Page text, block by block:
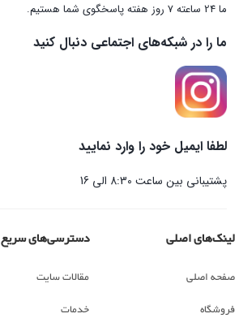
ما 24 ساعته 7 روز هفته پاسخگوی شما هستیم.
ما را در شبکه‌های اجتماعی دنبال کنید
لطفا ایمیل خود را وارد نمایید
پشتیبانی بین ساعت 8:30 الی 16
لینک‌های اصلی
صفحه اصلی
فروشگاه
دسترسی‌های سریع
مقالات سایت
خدمات